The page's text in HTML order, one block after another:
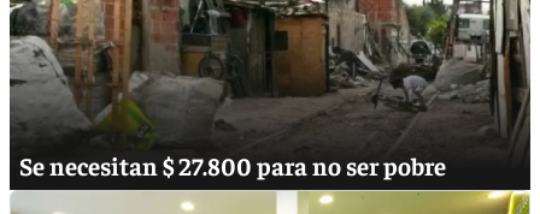
Se necesitan $ 27.800 para no ser pobre